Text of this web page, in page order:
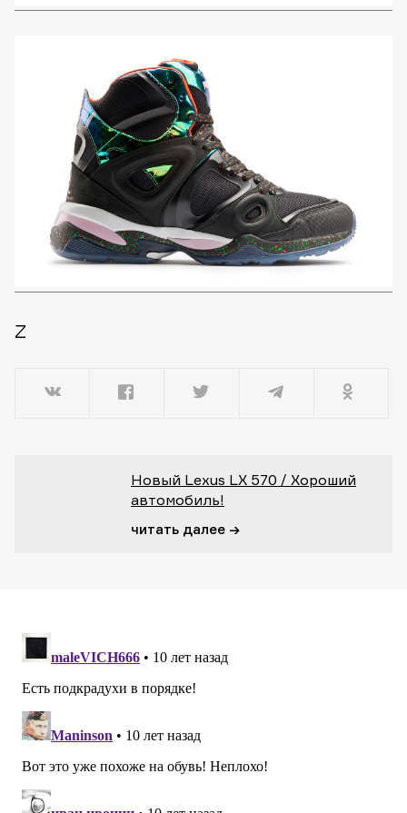
Z
Новый Lexus LX 570 / Хороший
автомобиль!
читать далее →